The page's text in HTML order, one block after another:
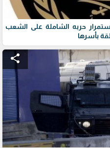
حربه الشاملة على الشعب
بأسرها
share